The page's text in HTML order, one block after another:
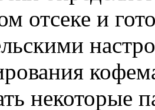
отсеке и
некоторые